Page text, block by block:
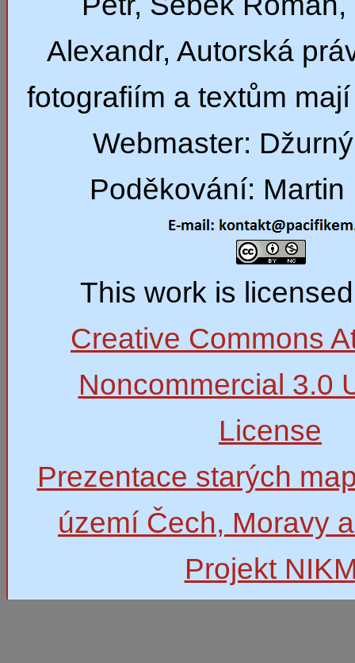
Alexandr, Autorská
fotografiím a textům
Webmaster:
Poděkování: Martin
This work is
Creative Commons
Noncommercial 3.0
License
Prezentace starých
území Čech, Moravy
Projekt